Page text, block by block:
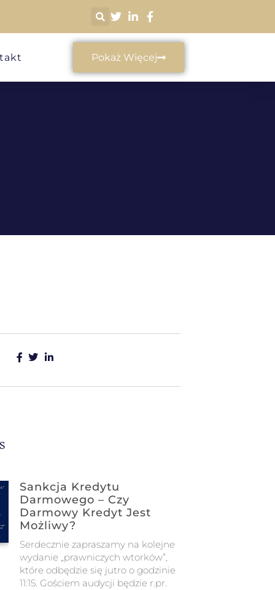
Pokaż Więcej
Sankcja Kredytu
Darmowego – Czy
Darmowy Kredyt Jest
Możliwy?
Serdecznie zapraszamy na kolejne
wydanie „prawniczych wtorków”,
które odbędzie się jutro o godzinie
11:15. Gościem audycji będzie r.pr.